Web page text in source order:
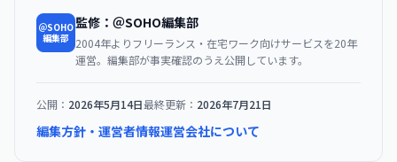
＠SOHO
編集部
監修：＠SOHO編集部
2004年よりフリーランス・在宅ワーク向けサービスを20年
運営。編集部が事実確認のうえ公開しています。
公開： 2026年5月14日最終更新： 2026年7月21日
編集方針・運営者情報運営会社について